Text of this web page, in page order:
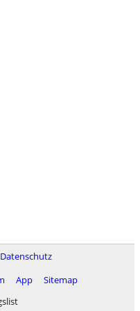
Datenschutz
App
Sitemap